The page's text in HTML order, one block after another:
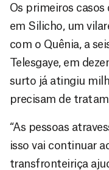
Os primeiros
em Silicho, um
com o Quênia, a
Telesgaye, em
surto já atingiu
precisam de
“As pessoas
isso vai continuar
transfronteiriça